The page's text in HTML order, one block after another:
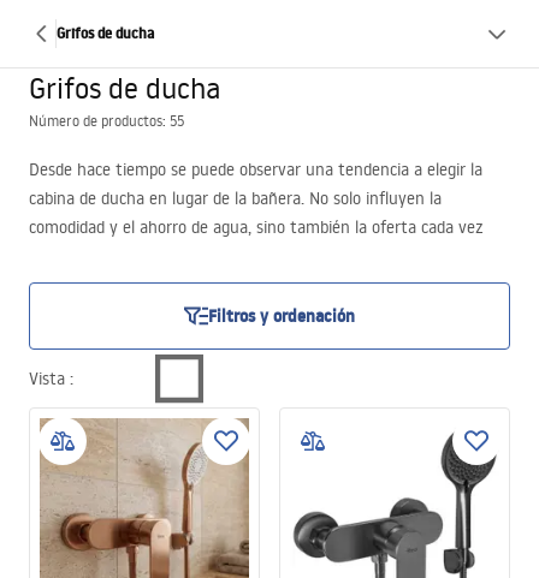
Grifos de ducha
Grifos de ducha
Número de productos: 55
Desde hace tiempo se puede observar una tendencia a elegir la
cabina de ducha en lugar de la bañera. No solo influyen la
comodidad y el ahorro de agua, sino también la oferta cada vez
equipados con opciones que aumentan su funcionalidad y
permiten disfrutar de un baño relajante. En el surtido de
encontrará una amplia selección de grifería de baño que sorprende
por su diseño y comodidad de uso.
Filtros y ordenación
Vista :